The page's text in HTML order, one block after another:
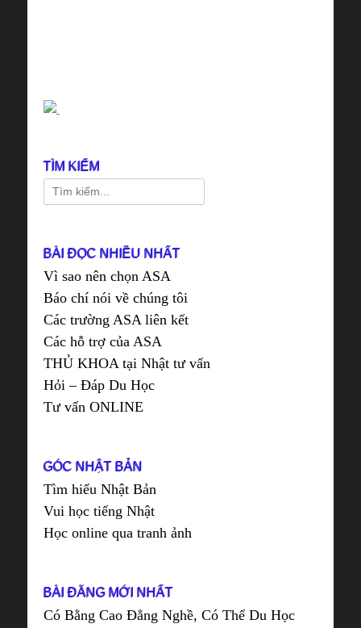
TÌM KIẾM
Search
for:
BÀI ĐỌC NHIỀU NHẤT
Vì sao nên chọn ASA
Báo chí nói về chúng tôi
Các trường ASA liên kết
Các hỗ trợ của ASA
THỦ KHOA tại Nhật tư vấn
Hỏi – Đáp Du Học
Tư vấn ONLINE
GÓC NHẬT BẢN
Tìm hiểu Nhật Bản
Vui học tiếng Nhật
Học online qua tranh ảnh
BÀI ĐĂNG MỚI NHẤT
Có Bằng Cao Đẳng Nghề, Có Thể Du Học